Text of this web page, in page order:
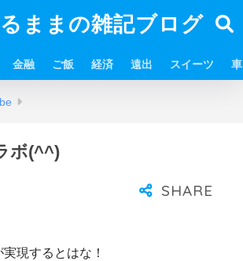
ままの雑記ブログ
金融 ご飯 経済 遠出 スイーツ 車
ボ(^^)
現するとはな！